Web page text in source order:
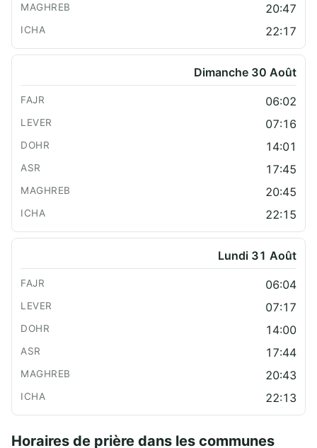
20:47
22:17
Dimanche 30 Août
06:02
07:16
14:01
17:45
20:45
22:15
Lundi 31 Août
06:04
07:17
14:00
17:44
20:43
22:13
Horaires de prière dans les communes